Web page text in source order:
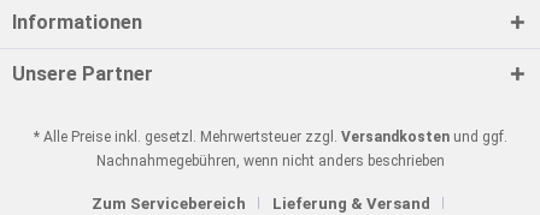
Informationen
Unsere Partner
* Alle Preise inkl. gesetzl. Mehrwertsteuer zzgl. Versandkostenund ggf.
Nachnahmegebühren, wenn nicht anders beschrieben
Zum Servicebereich Lieferung & Versand